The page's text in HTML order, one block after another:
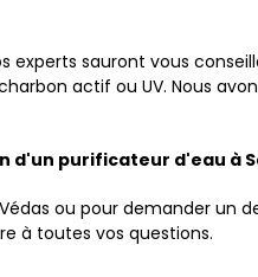
experts sauront vous
actif ou UV. Nous
d'un purificateur d'eau à
ou pour demander un
à toutes vos questions.